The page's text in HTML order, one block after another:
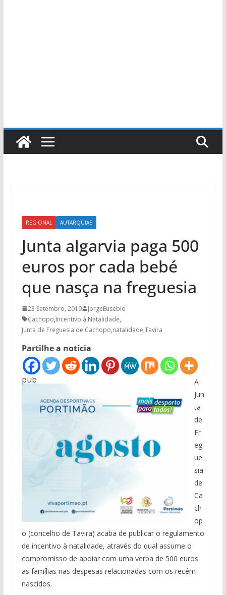
REGIONAL AUTARQUIAS
Junta algarvia paga 500
euros por cada bebé
que nasça na freguesia
23 Setembro, 2019
JorgeEusebio
Cachopo,Incentivo à Natalidade,
Junta de Freguesia de Cachopo,natalidade,Tavira
Partilhe a notícia
pub
A
Jun
ta
de
Fr
eg
ue
sia
de
Ca
ch
op
o (concelho de Tavira) acaba de publicar o regulamento
de incentivo à natalidade, através do qual assume o
compromisso de apoiar com uma verba de 500 euros
as famílias nas despesas relacionadas com os recém-
nascidos.